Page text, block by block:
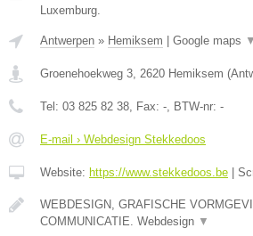
Luxemburg.
Antwerpen » Hemiksem | Google maps ▼
Groenehoekweg 3 2620 Hemiksem (
Tel: 03 825 82 38 , Fax: - , BTW-nr: -
E-mail › Webdesign Stekkedoos
Website: https://www.stekkedoos.be |
WEBDESIGN, GRAFISCHE
COMMUNICATIE. Webdesign ▼